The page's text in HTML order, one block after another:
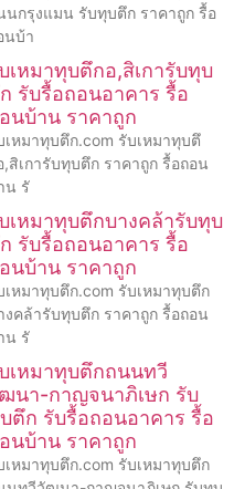
นกรุงแมน รับทุบตึก ราคาถูก รื้อ
นบ้า
เหมาทุบตึกอ,สิเการับทุบ
รับรื้อถอนอาคาร รื้อ
นบ้าน ราคาถูก
เหมาทุบตึก.com รับเหมาทุบตึ
,สิเการับทุบตึก ราคาถูก รื้อถอน
น รั
เหมาทุบตึกบางคล้ารับทุบ
รับรื้อถอนอาคาร รื้อ
นบ้าน ราคาถูก
เหมาทุบตึก.com รับเหมาทุบตึก
งคล้ารับทุบตึก ราคาถูก รื้อถอน
น รั
เหมาทุบตึกถนนทวี
นา-กาญจนาภิเษก รับ
ตึก รับรื้อถอนอาคาร รื้อ
นบ้าน ราคาถูก
เหมาทุบตึก.com รับเหมาทุบตึก